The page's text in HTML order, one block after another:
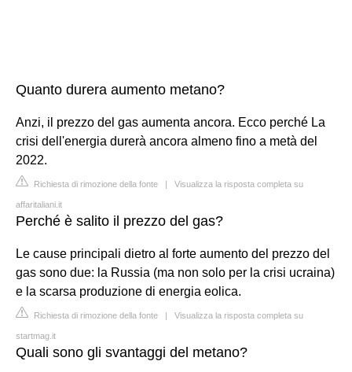
Quanto durera aumento metano?
Anzi, il prezzo del gas aumenta ancora. Ecco perché La
crisi dell'energia durerà ancora almeno fino a metà del
2022.
Richiesta di rimozione della fonte | Visualizza la risposta completa su
affaritaliani.it
Perché è salito il prezzo del gas?
Le cause principali dietro al forte aumento del prezzo del
gas sono due: la Russia (ma non solo per la crisi ucraina)
e la scarsa produzione di energia eolica.
Richiesta di rimozione della fonte | Visualizza la risposta completa su
startmag.it
Quali sono gli svantaggi del metano?